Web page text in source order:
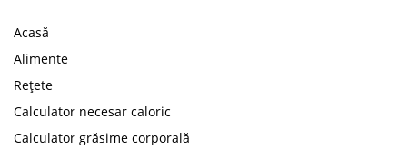
Acasă
Alimente
Rețete
Calculator necesar caloric
Calculator grăsime corporală